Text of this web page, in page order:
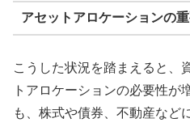
アセットアロケーションの
こうした状況を踏まえると、
トアロケーションの必要性が
も、株式や債券、不動産など